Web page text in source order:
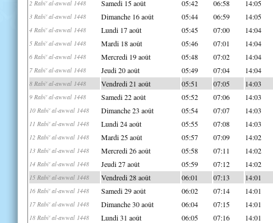
2 Rabi' al-awwal 1448 Samedi 15 août 05:42 06:58 14:05
3 Rabi' al-awwal 1448 Dimanche 16 août 05:44 06:59 14:05
4 Rabi' al-awwal 1448 Lundi 17 août 05:45 07:00 14:04
5 Rabi' al-awwal 1448 Mardi 18 août 05:46 07:01 14:04
6 Rabi' al-awwal 1448 Mercredi 19 août 05:48 07:02 14:04
7 Rabi' al-awwal 1448 Jeudi 20 août 05:49 07:04 14:04
8 Rabi' al-awwal 1448 Vendredi 21 août 05:51 07:05 14:03
9 Rabi' al-awwal 1448 Samedi 22 août 05:52 07:06 14:03
10 Rabi' al-awwal 1448 Dimanche 23 août 05:54 07:07 14:03
11 Rabi' al-awwal 1448 Lundi 24 août 05:55 07:08 14:03
12 Rabi' al-awwal 1448 Mardi 25 août 05:57 07:09 14:02
13 Rabi' al-awwal 1448 Mercredi 26 août 05:58 07:11 14:02
14 Rabi' al-awwal 1448 Jeudi 27 août 05:59 07:12 14:02
15 Rabi' al-awwal 1448 Vendredi 28 août 06:01 07:13 14:01
16 Rabi' al-awwal 1448 Samedi 29 août 06:02 07:14 14:01
17 Rabi' al-awwal 1448 Dimanche 30 août 06:04 07:15 14:01
18 Rabi' al-awwal 1448 Lundi 31 août 06:05 07:16 14:01